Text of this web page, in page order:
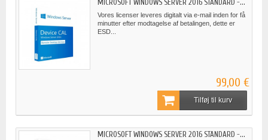
MICROSOFT WINDOWS SERVER 2016 STANDARD -...
Vores licenser leveres digitalt via e-mail inden for få
minutter efter modtagelse af betalingen, dette er
ESD...
99,00 €
Tilføj til kurv
MICROSOFT WINDOWS SERVER 2016 STANDARD -...